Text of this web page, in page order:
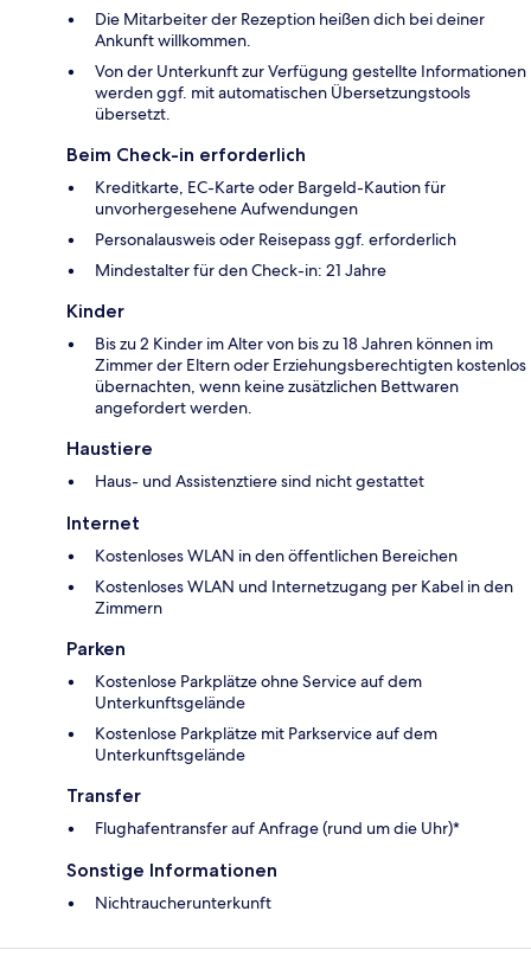
Die Mitarbeiter der Rezeption heißen dich bei deiner
Ankunft willkommen.
Von der Unterkunft zur Verfügung gestellte Informationen
werden ggf. mit automatischen Übersetzungstools
übersetzt.
Beim Check-in erforderlich
Kreditkarte, EC-Karte oder Bargeld-Kaution für
unvorhergesehene Aufwendungen
Personalausweis oder Reisepass ggf. erforderlich
Mindestalter für den Check-in: 21 Jahre
Kinder
Bis zu 2 Kinder im Alter von bis zu 18 Jahren können im
Zimmer der Eltern oder Erziehungsberechtigten kostenlos
übernachten, wenn keine zusätzlichen Bettwaren
angefordert werden.
Haustiere
Haus- und Assistenztiere sind nicht gestattet
Internet
Kostenloses WLAN in den öffentlichen Bereichen
Kostenloses WLAN und Internetzugang per Kabel in den
Zimmern
Parken
Kostenlose Parkplätze ohne Service auf dem
Unterkunftsgelände
Kostenlose Parkplätze mit Parkservice auf dem
Unterkunftsgelände
Transfer
Flughafentransfer auf Anfrage (rund um die Uhr)*
Sonstige Informationen
Nichtraucherunterkunft